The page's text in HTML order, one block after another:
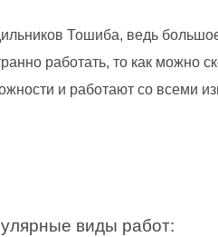
Тошиба, ведь
работать, то как можно
и работают со всеми
виды работ: